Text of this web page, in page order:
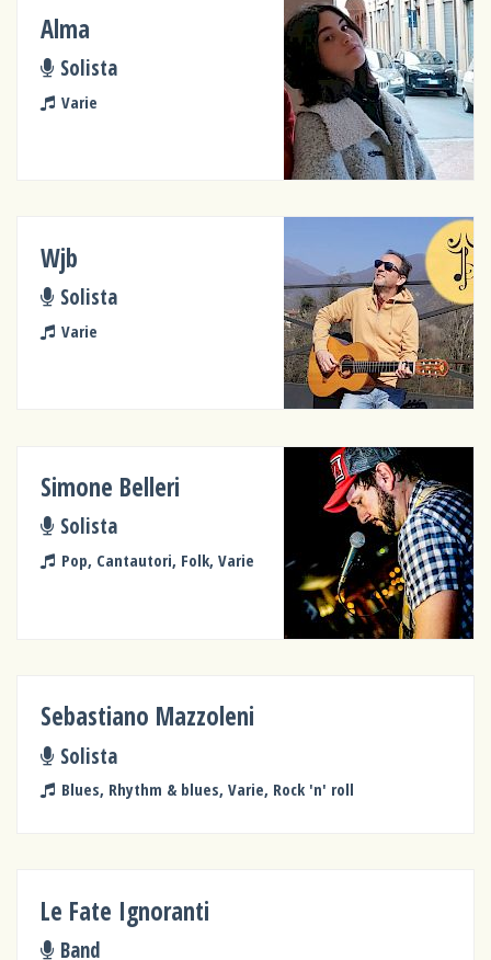
Alma
Solista
Varie
Wjb
Solista
Varie
Simone Belleri
Solista
Pop, Cantautori, Folk, Varie
Sebastiano Mazzoleni
Solista
Blues, Rhythm & blues, Varie, Rock 'n' roll
Le Fate Ignoranti
Band